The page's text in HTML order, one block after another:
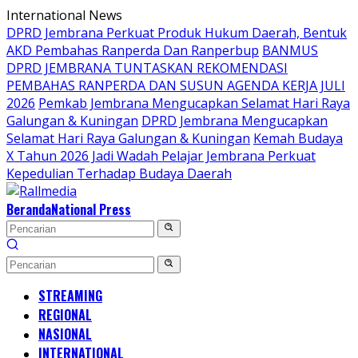
Langsung
ke
konten
International News
DPRD Jembrana Perkuat Produk Hukum Daerah, Bentuk
AKD Pembahas Ranperda Dan Ranperbup BANMUS
DPRD JEMBRANA TUNTASKAN REKOMENDASI
PEMBAHAS RANPERDA DAN SUSUN AGENDA KERJA JULI
2026 Pemkab Jembrana Mengucapkan Selamat Hari Raya
Galungan & Kuningan DPRD Jembrana Mengucapkan
Selamat Hari Raya Galungan & Kuningan Kemah Budaya
X Tahun 2026 Jadi Wadah Pelajar Jembrana Perkuat
Kepedulian Terhadap Budaya Daerah
BerandaNational Press
STREAMING
REGIONAL
NASIONAL
INTERNATIONAL